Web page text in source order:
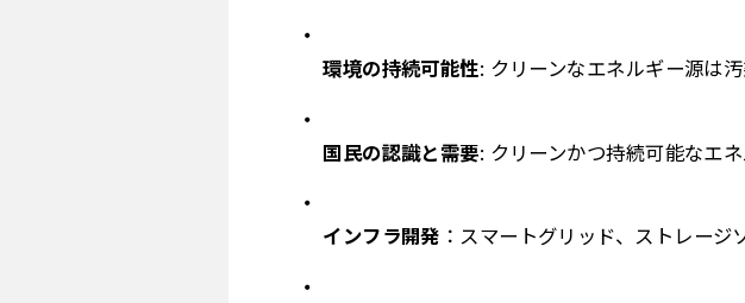
環境の持続可能性: クリーンなエネルギー源は
国民の認識と需要: クリーンかつ持続可能なエ
インフラ開発 ：スマートグリッド、ストレージ